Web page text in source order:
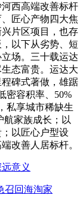
西高端改善标杆
匠心产物四大焦
片区项目，也存
以下从劣势、短
场。三十载运达
态富贵。运达大
碑式著做，雄踞
密容积率、50%
私享城市稀缺生
航家族成长；以
以匠心户型设
改善人居标杆。
意义
召回海淘家